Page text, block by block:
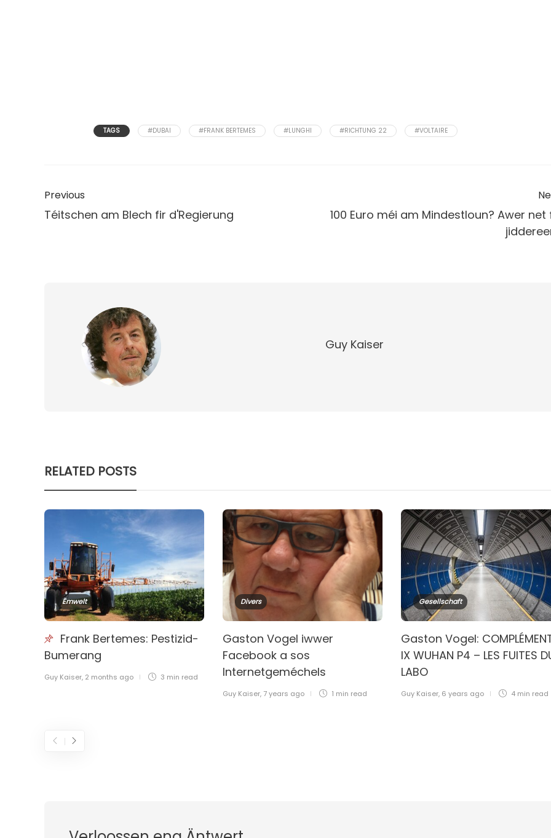
TAGS #DUBAI #FRANK BERTEMES #LUNGHI #RICHTUNG 22 #VOLTAIRE
Previous
Téitschen am Blech fir d'Regierung
100 Euro méi am Mindestloun? Awer net
Guy Kaiser
RELATED POSTS
Ëmwelt
Frank Bertemes: Pestizid-
Bumerang
Guy Kaiser, 2 months ago 3 min read
Divers
Gaston Vogel iwwer
Facebook a sos
Internetgeméchels
Guy Kaiser, 7 years ago 1 min read
Gesellschaft
Gaston Vogel:
IX WUHAN P4 – LES FUITES
LABO
Guy Kaiser, 6 years ago 4 min read